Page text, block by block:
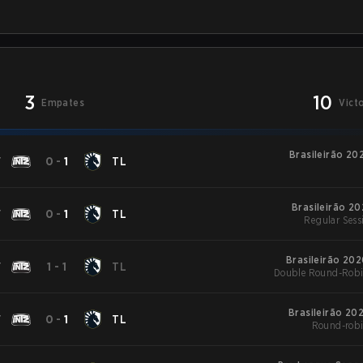
3 Empates 10
0 -1 TL
Brasileirão
0 -1 TL
Brasileirão
Regular
1 - 1 TL
Brasileirão
Double Round-
0 -1 TL
Brasileirão
Round-